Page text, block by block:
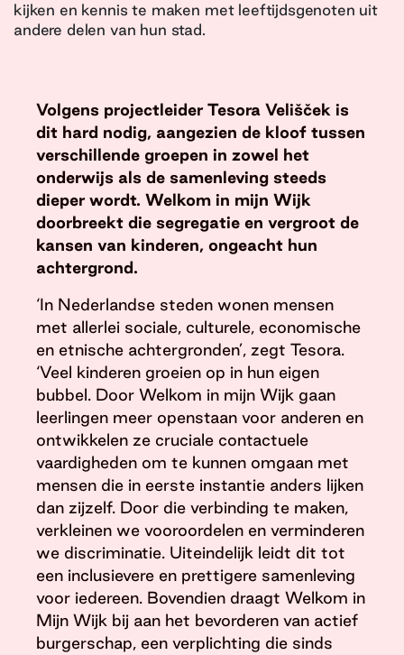
kijken en kennis te maken met leeftijdsgenoten uit
andere delen van hun stad.
Volgens projectleider Tesora Velišček is
dit hard nodig, aangezien de kloof tussen
verschillende groepen in zowel het
onderwijs als de samenleving steeds
dieper wordt. Welkom in mijn Wijk
doorbreekt die segregatie en vergroot de
kansen van kinderen, ongeacht hun
achtergrond.
‘In Nederlandse steden wonen mensen
met allerlei sociale, culturele, economische
en etnische achtergronden’, zegt Tesora.
‘Veel kinderen groeien op in hun eigen
bubbel. Door Welkom in mijn Wijk gaan
leerlingen meer openstaan voor anderen en
ontwikkelen ze cruciale contactuele
vaardigheden om te kunnen omgaan met
mensen die in eerste instantie anders lijken
dan zijzelf. Door die verbinding te maken,
verkleinen we vooroordelen en verminderen
we discriminatie. Uiteindelijk leidt dit tot
een inclusievere en prettigere samenleving
voor iedereen. Bovendien draagt Welkom in
Mijn Wijk bij aan het bevorderen van actief
burgerschap, een verplichting die sinds